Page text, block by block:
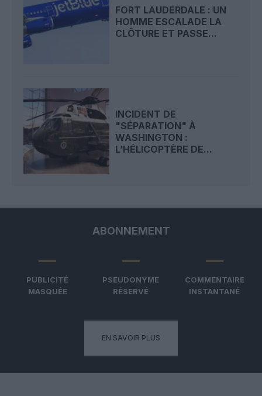
FORT LAUDERDALE : UN
HOMME ESCALADE LA
CLÔTURE ET PASSE...
INCIDENT DE
"SÉPARATION" À
WASHINGTON :
L’HÉLICOPTÈRE DE...
ABONNEMENT
PUBLICITÉ
MASQUÉE
PSEUDONYME
RÉSERVÉ
COMMENTAIRE
INSTANTANÉ
EN SAVOIR PLUS